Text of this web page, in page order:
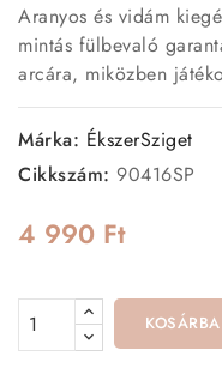
Aranyos és vidám
mintás fülbevaló
arcára, miközben
Márka: ÉkszerSziget
Cikkszám: 90416SP
4 990 Ft
KOSÁRBA